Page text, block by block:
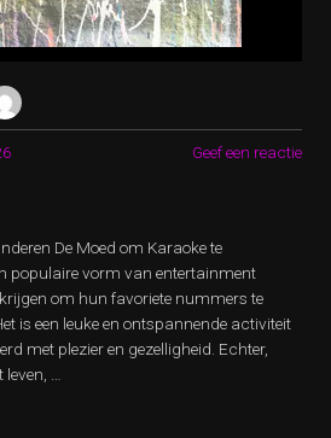
Geef een reactie
De Moed om Karaoke te
populaire vorm van entertainment
om hun favoriete nummers te
is een leuke en ontspannende activiteit
met plezier en gezelligheid. Echter,
…